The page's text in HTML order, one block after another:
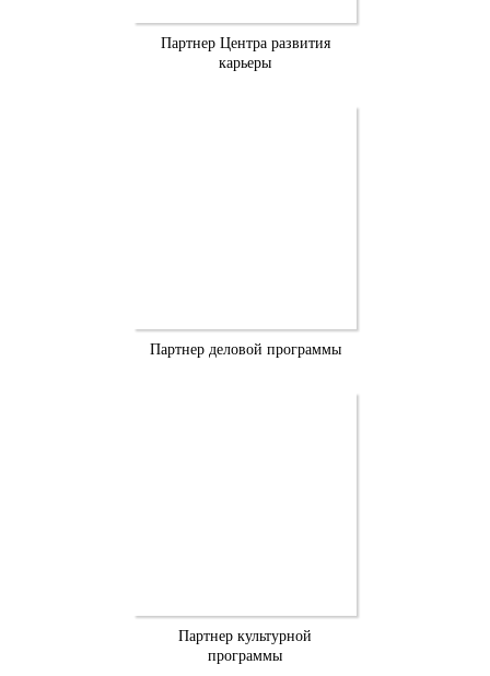
Партнер Центра развития
карьеры
Партнер деловой программы
Партнер культурной
программы